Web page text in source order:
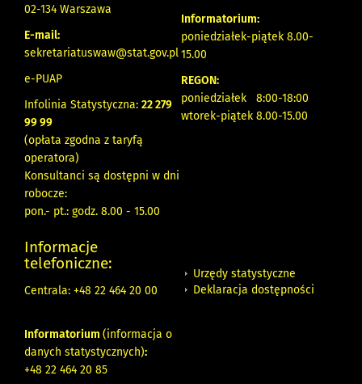
02-134 Warszawa
E-mail:
sekretariatuswaw@stat.gov.pl
e-PUAP
Infolinia Statystyczna: 22 279
99 99
(opłata zgodna z taryfą
operatora)
Konsultanci są dostępni w dni
robocze:
pon.- pt.: godz. 8.00 - 15.00
Informatorium:
poniedziałek-piątek 8.00-
15.00
REGON:
poniedziałek 8:00-18:00
wtorek-piątek 8.00-15.00
Informacje
telefoniczne:
Centrala: +48 22 464 20 00
Informatorium (informacja o
danych statystycznych):
+48 22 464 20 85
Urzędy statystyczne
Deklaracja dostępności